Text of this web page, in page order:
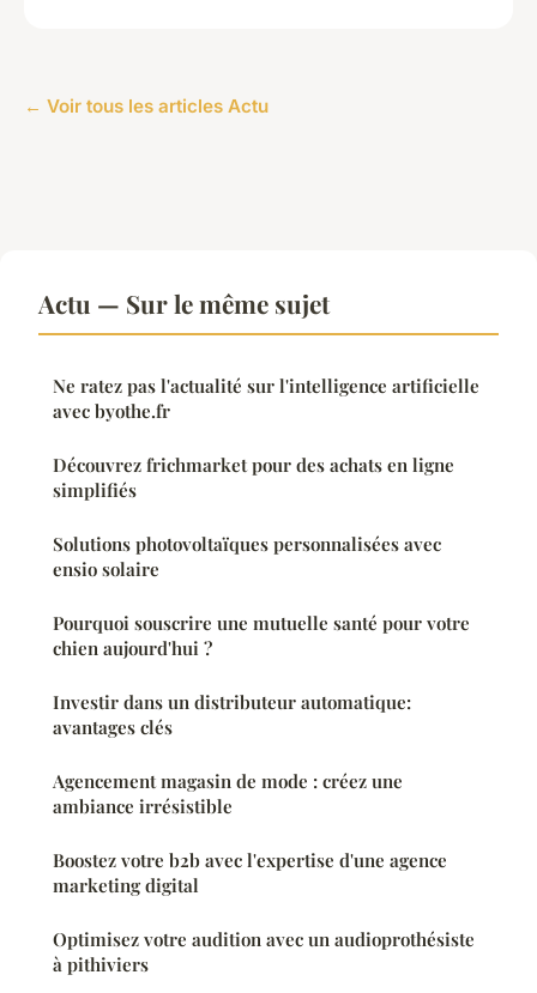
← Voir tous les articles Actu
Actu — Sur le même sujet
Ne ratez pas l'actualité sur l'intelligence artificielle
avec byothe.fr
Découvrez frichmarket pour des achats en ligne
simplifiés
Solutions photovoltaïques personnalisées avec
ensio solaire
Pourquoi souscrire une mutuelle santé pour votre
chien aujourd'hui ?
Investir dans un distributeur automatique:
avantages clés
Agencement magasin de mode : créez une
ambiance irrésistible
Boostez votre b2b avec l'expertise d'une agence
marketing digital
Optimisez votre audition avec un audioprothésiste
à pithiviers